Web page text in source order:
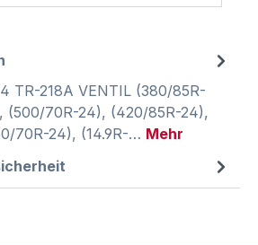
TR-218A VENTIL (380/85R-
(500/70R-24), (420/85R-24),
70R-24), (14.9R-… Mehr